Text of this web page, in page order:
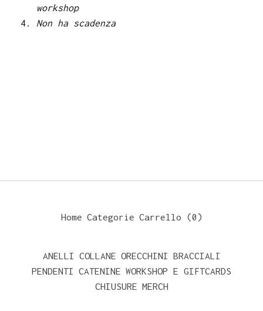
workshop
Non ha scadenza
Home Categorie Carrello (0 )
ANELLI COLLANE ORECCHINI BRACCIALI
PENDENTI CATENINE WORKSHOP E GIFTCARDS
CHIUSURE MERCH